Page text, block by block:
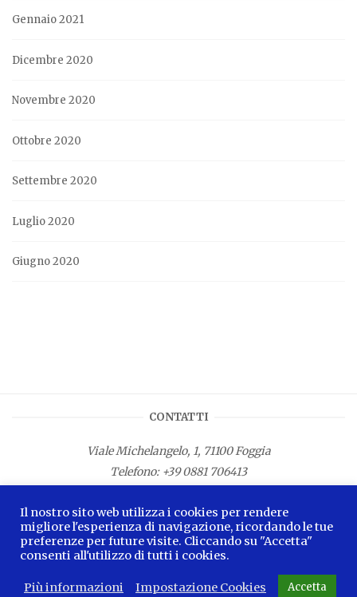
Gennaio 2021
Dicembre 2020
Novembre 2020
Ottobre 2020
Settembre 2020
Luglio 2020
Giugno 2020
CONTATTI
Viale Michelangelo, 1, 71100 Foggia
Telefono: +39 0881 706413
E-mail:info.lamagnacapitana@regione.puglia.it
Il nostro sito web utilizza i cookies per rendere
migliore l'esperienza di navigazione, ricordando le tue
preferenze per future visite. Cliccando su "Accetta"
consenti all'utilizzo di tutti i cookies.
Più informazioni Impostazione Cookies Accetta